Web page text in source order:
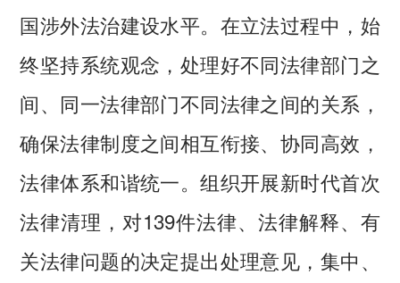
国涉外法治建设水平。在立法过程中，始
终坚持系统观念，处理好不同法律部门之
间、同一法律部门不同法律之间的关系，
确保法律制度之间相互衔接、协同高效，
法律体系和谐统一。组织开展新时代首次
法律清理，对139件法律、法律解释、有
关法律问题的决定提出处理意见，集中、